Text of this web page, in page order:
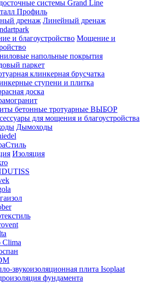
системы Grand Line
Профиль
Линейный дренаж
Мощение и
напольные покрытия
паркет
клинкерная брусчатка
ступени и плитка
доска
бетонные тротуарные ВЫБОР
для мощения и благоустройства
Дымоходы
Изоляция
Clima
звукоизоляционная плита Isoplaat
фундамента